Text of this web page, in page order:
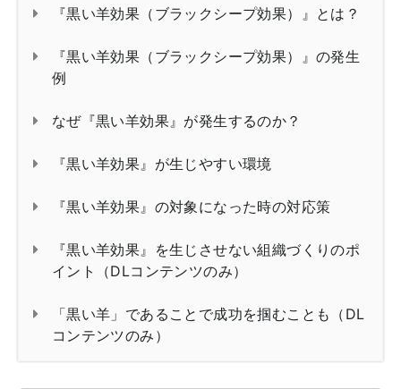
『黒い羊効果（ブラックシープ効果）』とは？
『黒い羊効果（ブラックシープ効果）』の発生
例
なぜ『黒い羊効果』が発生するのか？
『黒い羊効果』が生じやすい環境
『黒い羊効果』の対象になった時の対応策
『黒い羊効果』を生じさせない組織づくりのポ
イント（DLコンテンツのみ）
「黒い羊」であることで成功を掴むことも（DL
コンテンツのみ）